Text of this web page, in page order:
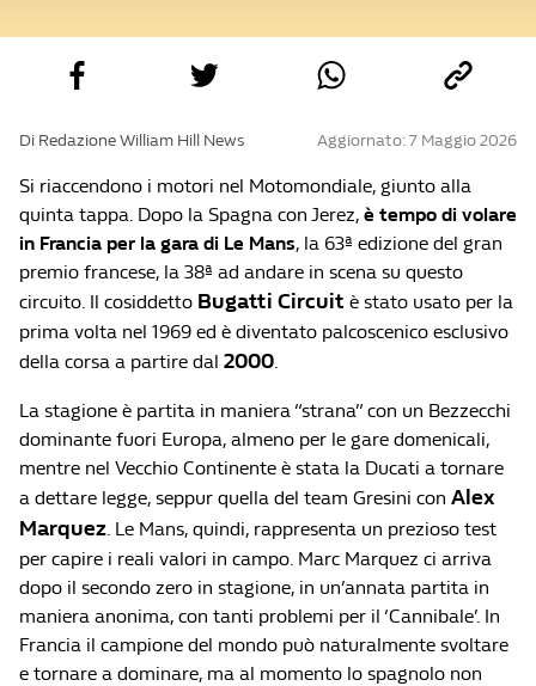
Di Redazione William Hill News Aggiornato: 7 Maggio 2026
Si riaccendono i motori nel Motomondiale, giunto alla
quinta tappa. Dopo la Spagna con Jerez, è tempo di volare
in Francia per la gara di Le Mans, la 63ª edizione del gran
premio francese, la 38ª ad andare in scena su questo
circuito. Il cosiddetto Bugatti Circuit è stato usato per la
prima volta nel 1969 ed è diventato palcoscenico esclusivo
della corsa a partire dal 2000.
La stagione è partita in maniera “strana” con un Bezzecchi
dominante fuori Europa, almeno per le gare domenicali,
mentre nel Vecchio Continente è stata la Ducati a tornare
a dettare legge, seppur quella del team Gresini con Alex
Marquez. Le Mans, quindi, rappresenta un prezioso test
per capire i reali valori in campo. Marc Marquez ci arriva
dopo il secondo zero in stagione, in un’annata partita in
maniera anonima, con tanti problemi per il ‘Cannibale’. In
Francia il campione del mondo può naturalmente svoltare
e tornare a dominare, ma al momento lo spagnolo non